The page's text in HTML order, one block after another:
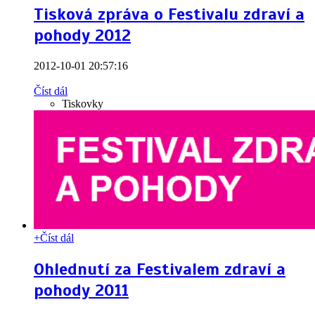
Tisková zpráva o Festivalu zdraví a
pohody 2012
2012-10-01 20:57:16
Číst dál
Tiskovky
+Číst dál
Ohlednutí za Festivalem zdraví a
pohody 2011